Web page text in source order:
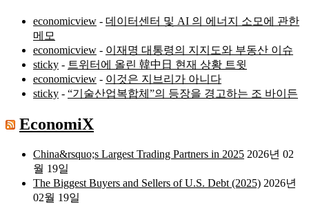
economicview - 데이터센터 및 AI 의 에너지 소모에 관한
메모
economicview - 이재명 대통령의 지지도와 부동산 이슈
sticky - 트위터에 올린 韓中日 현재 상황 트윗
economicview - 이것은 지브리가 아니다
sticky - “기술산업복합체”의 등장을 경고하는 조 바이든
EconomiX
China&rsquo;s Largest Trading Partners in 2025 2026년 02
월 19일
The Biggest Buyers and Sellers of U.S. Debt (2025) 2026년
02월 19일